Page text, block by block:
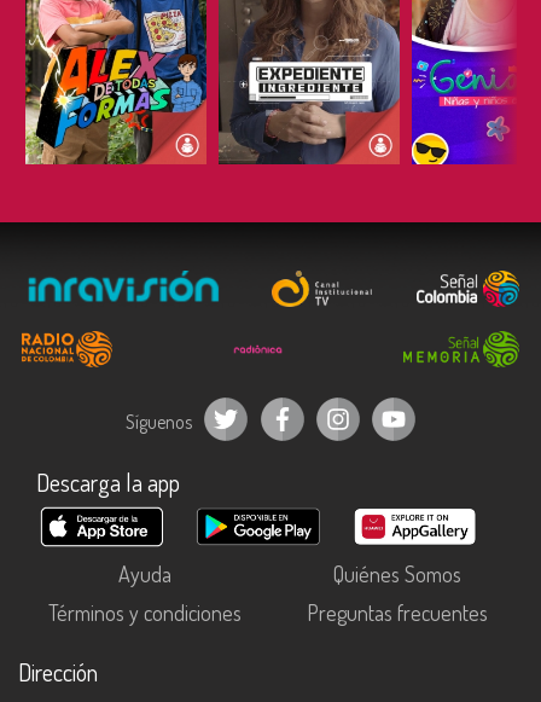
ESCUCHAR ESCUCHAR
Síguenos
Descarga la app
Ayuda
Quiénes Somos
Términos y condiciones
Preguntas frecuentes
Dirección